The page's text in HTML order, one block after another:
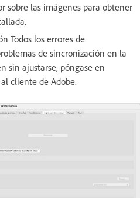
sobre las imágenes para obtener
Todos los errores de
de sincronización en la
sin ajustarse, póngase en
cliente de Adobe.